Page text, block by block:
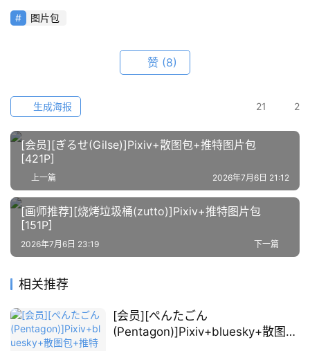
素
材
素
萌
绘
库
关
于
站
图片包
赞 (8)
21 2
生成海报
[会员][ぎるせ(Gilse)]Pixiv+散图包+推特图片包
[421P]
上一篇 2026年7月6日 21:12
[画师推荐][烧烤垃圾桶(zutto)]Pixiv+推特图片包
[151P]
下一篇
2026年7月6日 23:19
相关推荐
[会员][ぺんたごん
(Pentagon)]Pixiv+bluesky+散图包